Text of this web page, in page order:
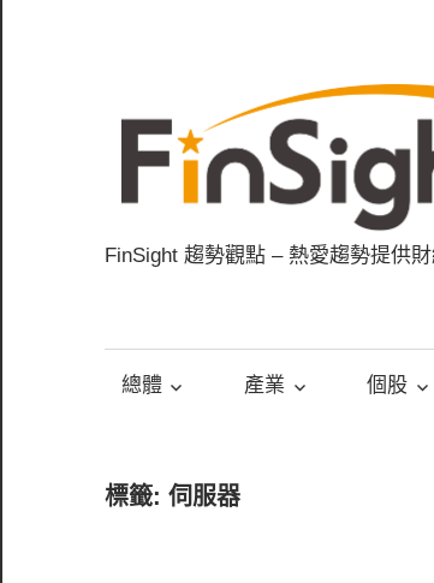
FinSight 趨勢觀點 – 熱愛趨勢提供
總體 產業 個股
標籤: 伺服器